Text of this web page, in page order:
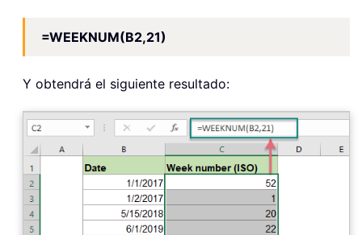
=WEEKNUM(B2,21)
Y obtendrá el siguiente resultado: